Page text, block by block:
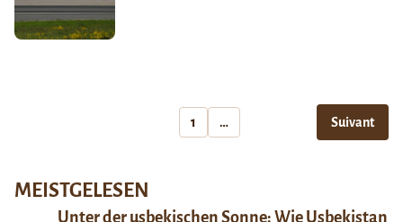
1 … Suivant
MEISTGELESEN
Unter der usbekischen Sonne: Wie Usbekistan